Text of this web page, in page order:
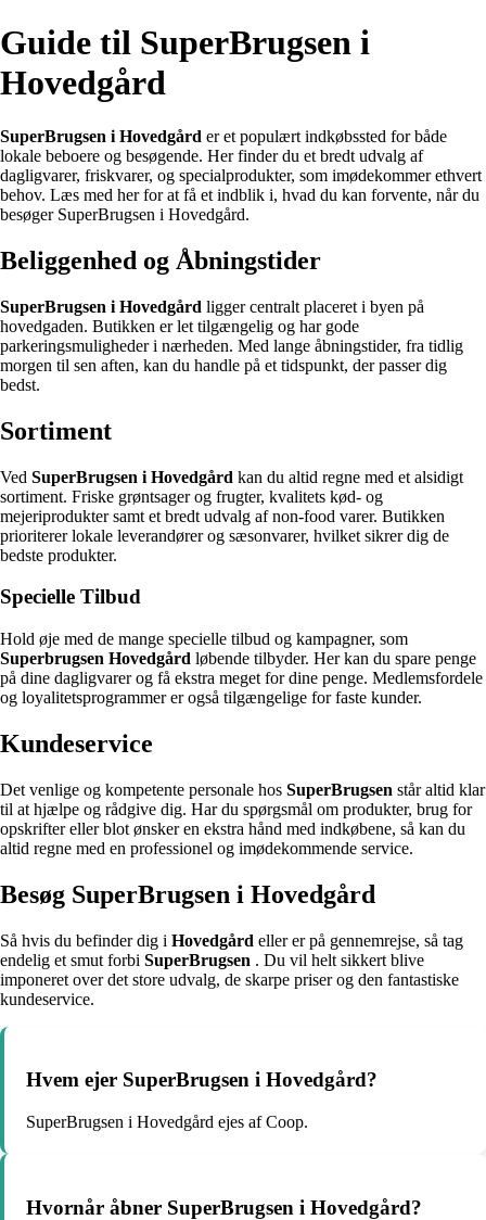
Guide til SuperBrugsen i
Hovedgård
SuperBrugsen i Hovedgård er et populært indkøbssted for både
lokale beboere og besøgende. Her finder du et bredt udvalg af
dagligvarer, friskvarer, og specialprodukter, som imødekommer ethvert
behov. Læs med her for at få et indblik i, hvad du kan forvente, når du
besøger SuperBrugsen i Hovedgård.
Beliggenhed og Åbningstider
SuperBrugsen i Hovedgård ligger centralt placeret i byen på
hovedgaden. Butikken er let tilgængelig og har gode
parkeringsmuligheder i nærheden. Med lange åbningstider, fra tidlig
morgen til sen aften, kan du handle på et tidspunkt, der passer dig
bedst.
Sortiment
Ved SuperBrugsen i Hovedgård kan du altid regne med et alsidigt
sortiment. Friske grøntsager og frugter, kvalitets kød- og
mejeriprodukter samt et bredt udvalg af non-food varer. Butikken
prioriterer lokale leverandører og sæsonvarer, hvilket sikrer dig de
bedste produkter.
Specielle Tilbud
Hold øje med de mange specielle tilbud og kampagner, som
Superbrugsen Hovedgård løbende tilbyder. Her kan du spare penge
på dine dagligvarer og få ekstra meget for dine penge. Medlemsfordele
og loyalitetsprogrammer er også tilgængelige for faste kunder.
Kundeservice
Det venlige og kompetente personale hos SuperBrugsen står altid klar
til at hjælpe og rådgive dig. Har du spørgsmål om produkter, brug for
opskrifter eller blot ønsker en ekstra hånd med indkøbene, så kan du
altid regne med en professionel og imødekommende service.
Besøg SuperBrugsen i Hovedgård
Så hvis du befinder dig i Hovedgård eller er på gennemrejse, så tag
endelig et smut forbi SuperBrugsen . Du vil helt sikkert blive
imponeret over det store udvalg, de skarpe priser og den fantastiske
kundeservice.
Hvem ejer SuperBrugsen i Hovedgård?
SuperBrugsen i Hovedgård ejes af Coop.
Hvornår åbner SuperBrugsen i Hovedgård?